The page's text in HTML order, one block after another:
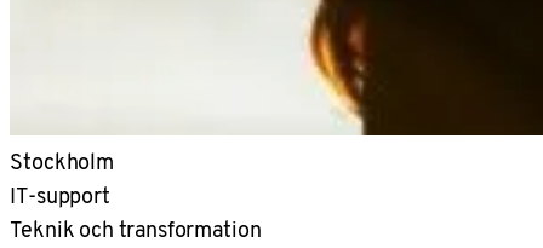
Stockholm
IT-support
Teknik och transformation